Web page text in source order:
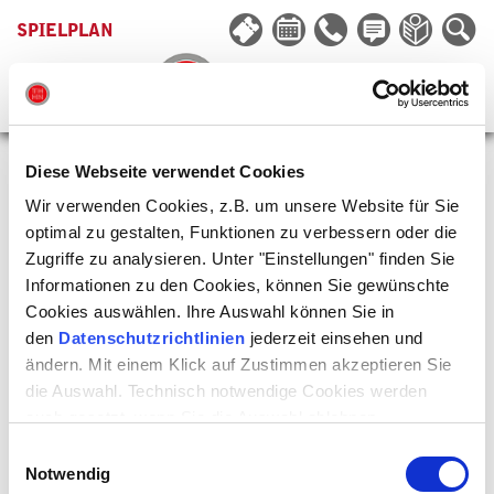
Diese Webseite verwendet Cookies
Wir verwenden Cookies, z.B. um unsere Website für Sie
optimal zu gestalten, Funktionen zu verbessern oder die
Zugriffe zu analysieren. Unter "Einstellungen" finden Sie
Informationen zu den Cookies, können Sie gewünschte
Cookies auswählen. Ihre Auswahl können Sie in
den Datenschutzrichtlinien jederzeit einsehen und
ändern. Mit einem Klick auf Zustimmen akzeptieren Sie
die Auswahl. Technisch notwendige Cookies werden
Notwendig
SPIELPLAN
SICHTVERANSTALTUNG FÜR PÄDAGOGEN